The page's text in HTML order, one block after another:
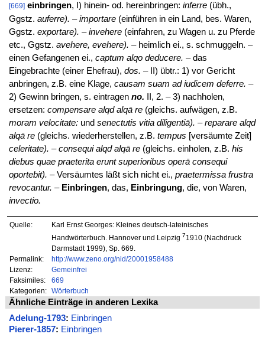
[669] einbringen, I) hinein- od. hereinbringen: inferre(übh.,
Ggstz. auferre). – importare(einführen in ein Land, bes. Waren,
Ggstz. exportare). – invehere(einfahren, zu Wagen u. zu Pferde
etc., Ggstz. avehere, evehere). – heimlich ei., s. schmuggeln. –
einen Gefangenen ei., captum alqo deducere. – das
Eingebrachte (einer Ehefrau), dos. – II) übtr.: 1) vor Gericht
anbringen, z.B. eine Klage, causam suam ad iudicem deferre. –
2) Gewinn bringen, s. eintragen no. II, 2. – 3) nachholen,
ersetzen: compensare alqd alqā re(gleichs. aufwägen, z.B.
moram velocitate:und senectutis vitia diligentiā). – reparare alqd
alqā re(gleichs. wiederherstellen, z.B. tempus [versäumte Zeit]
celeritate). – consequi alqd alqā re(gleichs. einholen, z.B. his
diebus quae praeterita erunt superioribus operā consequi
oportebit). – Versäumtes läßt sich nicht ei., praetermissa frustra
revocantur. – Einbringen, das, Einbringung, die, von Waren,
invectio.
Quelle:
Karl Ernst Georges: Kleines deutsch-lateinisches
Handwörterbuch. Hannover und Leipzig 71910 (Nachdruck
Darmstadt 1999), Sp. 669.
Permalink:
http://www.zeno.org/nid/20001958488
Lizenz:
Gemeinfrei
Faksimiles:
669
Kategorien:
Wörterbuch
Ähnliche Einträge in anderen Lexika
Adelung-1793: Einbringen
Pierer-1857: Einbringen